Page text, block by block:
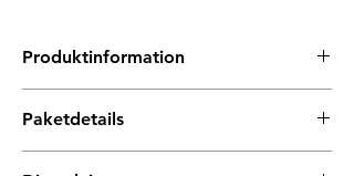
Produktinformation
Bluetooth: 5.0
Batterie: 300mAh
Frequenz: 20-20KHZ
Paketdetails